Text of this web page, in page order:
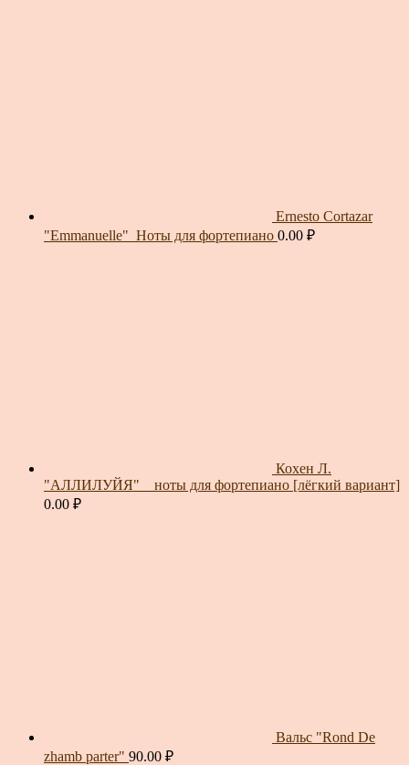
Ernesto Cortazar
"Emmanuelle"_Ноты для фортепиано 0.00 ₽
Кохен Л.
"АЛЛИЛУЙЯ" _ ноты для фортепиано [лёгкий вариант]
0.00 ₽
Вальс "Rond De
zhamb parter" 90.00 ₽